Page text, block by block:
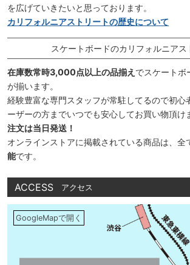
を広げていきたいと思っております。
カリフォルニアストリートの歴史について
スケートボードのカリフォルニアス
在庫数常時3,000点以上の品揃え でスケートボ
が揃います。
経験豊富な専門スタッフが常駐してるので初心
ーザーの方までいつでも安心してお買い物頂け
注文は当日発送！
オンラインストアに掲載されている商品は、全
能です。
ACCESS アクセス
GoogleMapで開く